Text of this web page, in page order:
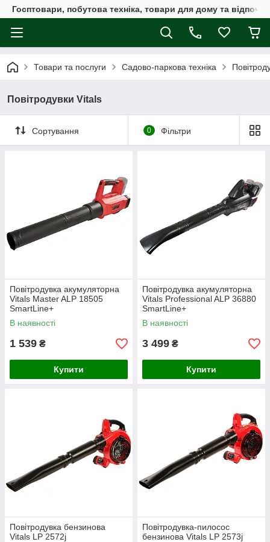
Госптовари, побутова техніка, товари для дому та
Товари та послуги Садово-паркова техніка
Повітродувки Vitals
Сортування 0 Фільтри
Повітродувка акумуляторна
Vitals Master ALP 18505
SmartLine+
В наявності
1 539 ₴
Купити
Повітродувка акумуляторна
Vitals Professional ALP 36880
SmartLine+
В наявності
3 499 ₴
Купити
Повітродувка бензинова
Vitals LP 2572j
Повітродувка-пилосос
бензинова Vitals LP 2573j